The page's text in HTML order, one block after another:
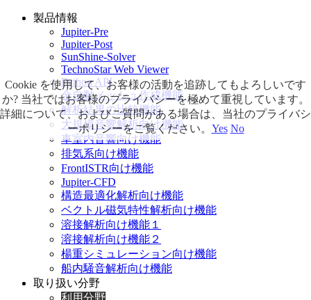
製品情報
Jupiter-Pre
Jupiter-Post
SunShine-Solver
TechnoStar Web Viewer
Python API
全自動メッシュ作成機能
解析結果の比較機能
大規模音響解析向け機能
車室内音響向け機能
排気系向け機能
FrontISTR向け機能
Jupiter-CFD
構造最適化解析向け機能
ベクトル磁気特性解析向け機能
溶接解析向け機能１
溶接解析向け機能２
楊重シミュレーション向け機能
船内騒音解析向け機能
取り扱い分野
利用分野
Cookie を使用して、お客様の活動を追跡してもよろしいです
か? 当社ではお客様のプライバシーを極めて重視しています。
詳細について、およびご質問がある場合は、当社のプライバシ
ーポリシーをご覧ください。 Yes No